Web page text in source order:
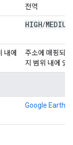
전역
HIGH/MEDIUM
내에
주소에 매핑되
지 범위 내에 있
Google Earth